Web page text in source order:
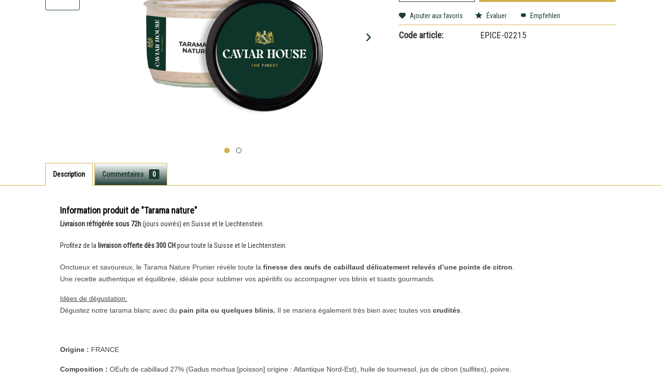
Ajouter aux favoris Évaluer Empfehlen
Code article: EPICE-02215
Description Commentaires 0
Information produit de "Tarama nature"
Livraison réfrigérée sous 72h(jours ouvrés) en Suisse et le Liechtenstein.
Profitez de la livraison offerte dès 300 CH pour toute la Suisse et le Liechtenstein.
Onctueux et savoureux, le Tarama Nature Prunier révèle toute la finesse des œufs de cabillaud délicatement relevés d’une pointe de citron
Une recette authentique et équilibrée, idéale pour sublimer vos apéritifs ou accompagner vos blinis et toasts gourmands.
Idées de dégustation:
Dégustez notre tarama blanc avec du pain pita ou quelques blinis. Il se mariera également très bien avec toutes vos crudités
Origine : FRANCE
Composition : OEufs de cabillaud 27% (Gadus morhua [poisson] origine : Atlantique Nord-Est), huile de tournesol, jus de citron (sulfites), poivre.